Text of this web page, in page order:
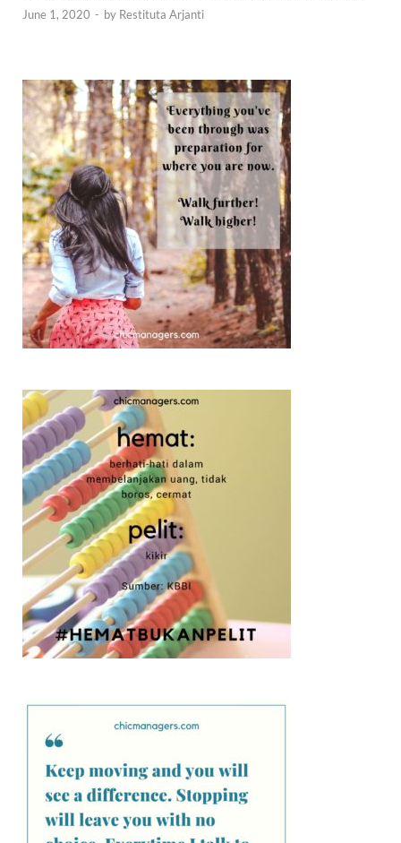
June 1, 2020 - by Restituta Arjanti